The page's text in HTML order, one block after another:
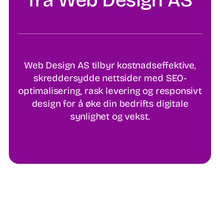
Web Design AS tilbyr kostnadseffektive,
skreddersydde nettsider med SEO-
optimalisering, rask levering og responsivt
design for å øke din bedrifts digitale
synlighet og vekst.